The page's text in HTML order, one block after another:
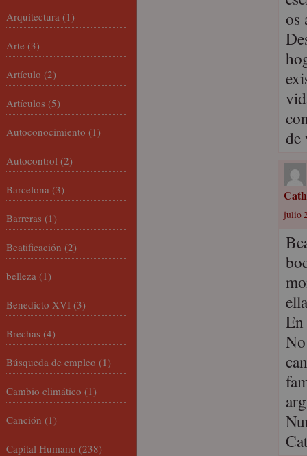
os
de
julio
Arquitectura (1)
Arte (3)
Artículo (2)
Artículos (5)
Autoconocimiento (1)
Autocontrol (2)
Barcelona (3)
Barreras (1)
Beatificación (2)
belleza (1)
Benedicto XVI (3)
Brechas (4)
Búsqueda de empleo (1)
Cambio climático (1)
Canción (1)
Capital Humano (238)